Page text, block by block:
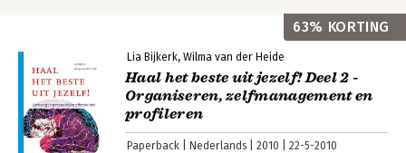
Lia Bijkerk Wilma van der Heide
Haal het beste uit jezelf! Deel 2 -
Organiseren, zelfmanagement en
profileren
Paperback Nederlands 2010 22-5-2010
63% KORTING